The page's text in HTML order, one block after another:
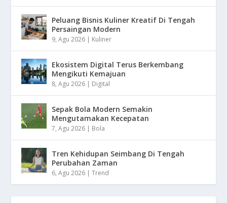
Peluang Bisnis Kuliner Kreatif Di Tengah
Persaingan Modern
9, Agu 2026 | Kuliner
Ekosistem Digital Terus Berkembang
Mengikuti Kemajuan
8, Agu 2026 | Digital
Sepak Bola Modern Semakin
Mengutamakan Kecepatan
7, Agu 2026 | Bola
Tren Kehidupan Seimbang Di Tengah
Perubahan Zaman
6, Agu 2026 |Trend